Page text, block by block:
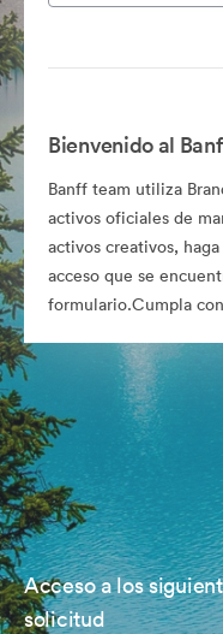
Bienvenido al
Banff team utiliza
activos oficiales de
activos creativos,
acceso que se
formulario.Cumpla
Acceso a los
solicitud